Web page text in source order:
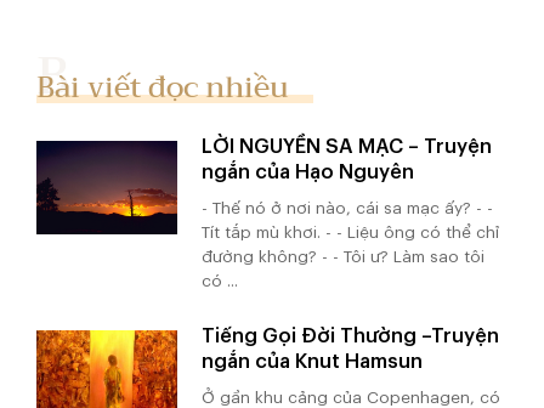
Bài viết đọc nhiều
LỜI NGUYỀN SA MẠC – Truyện
ngắn của Hạo Nguyên
- Thế nó ở nơi nào, cái sa mạc ấy? - -
Tít tắp mù khơi. - - Liệu ông có thể chỉ
đường không? - - Tôi ư? Làm sao tôi
có ...
Tiếng Gọi Đời Thường –Truyện
ngắn của Knut Hamsun
Ở gần khu cảng của Copenhagen, có